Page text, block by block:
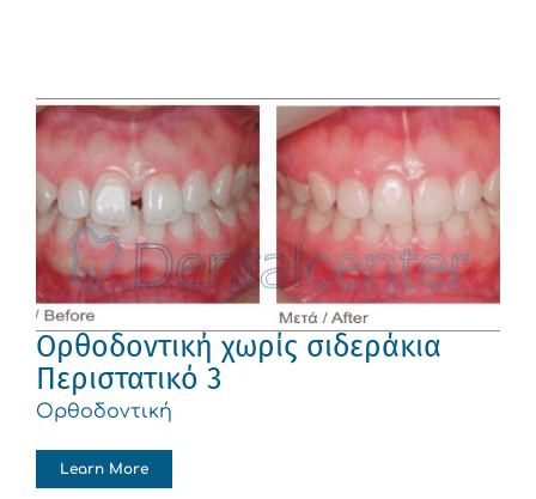
Ορθοδοντική χωρίς σιδεράκια
Περιστατικό 3
Ορθοδοντική
Learn More